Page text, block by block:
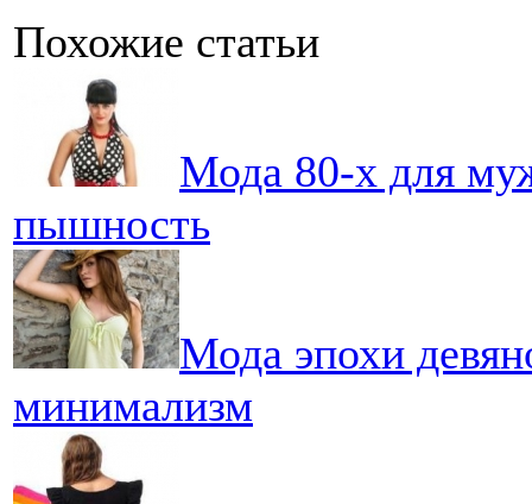
Похожие статьи
Мода 80-х для
пышность
Мода эпохи
минимализм